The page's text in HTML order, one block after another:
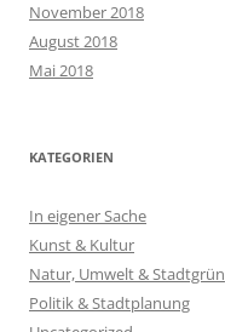
November 2018
August 2018
Mai 2018
KATEGORIEN
In eigener Sache
Kunst & Kultur
Natur, Umwelt & Stadtgrün
Politik & Stadtplanung